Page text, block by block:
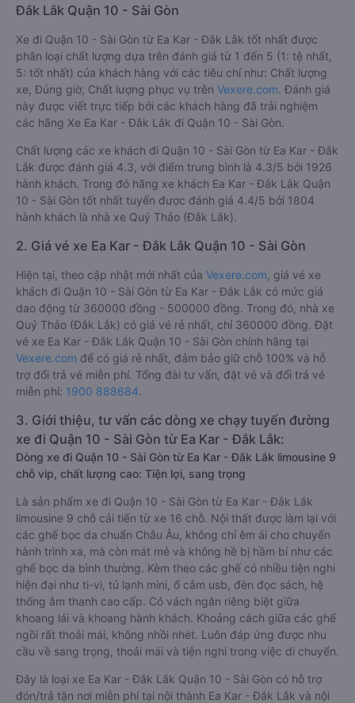
Đắk Lắk Quận 10 - Sài Gòn
Xe đi Quận 10 - Sài Gòn từ Ea Kar - Đắk Lắk tốt nhất được
phân loại chất lượng dựa trên đánh giá từ 1 đến 5 (1: tệ nhất,
5: tốt nhất) của khách hàng với các tiêu chí như: Chất lượng
xe, Đúng giờ, Chất lượng phục vụ trên Vexere.com. Đánh giá
này được viết trực tiếp bởi các khách hàng đã trải nghiệm
các hãng Xe Ea Kar - Đắk Lắk đi Quận 10 - Sài Gòn.
Chất lượng các xe khách đi Quận 10 - Sài Gòn từ Ea Kar - Đắk
Lắk được đánh giá 4.3, với điểm trung bình là 4.3/5 bởi 1926
hành khách. Trong đó hãng xe khách Ea Kar - Đắk Lắk Quận
10 - Sài Gòn tốt nhất tuyến được đánh giá 4.4/5 bởi 1804
hành khách là nhà xe Quý Thảo (Đắk Lắk).
2. Giá vé xe Ea Kar - Đắk Lắk Quận 10 - Sài Gòn
Hiện tại, theo cập nhật mới nhất của Vexere.com , giá vé xe
khách đi Quận 10 - Sài Gòn từ Ea Kar - Đắk Lắk có mức giá
dao động từ 360000 đồng - 500000 đồng. Trong đó, nhà xe
Quý Thảo (Đắk Lắk) có giá vé rẻ nhất, chỉ 360000 đồng. Đặt
vé xe Ea Kar - Đắk Lắk Quận 10 - Sài Gòn chính hãng tại
Vexere.com để có giá rẻ nhất, đảm bảo giữ chỗ 100% và hỗ
trợ đổi trả vé miễn phí. Tổng đài tư vấn, đặt vé và đổi trả vé
miễn phí: 1900 888684.
3. Giới thiệu, tư vấn các dòng xe chạy tuyến đường
xe đi Quận 10 - Sài Gòn từ Ea Kar - Đắk Lắk:
Dòng xe đi Quận 10 - Sài Gòn từ Ea Kar - Đắk Lắk limousine 9
chỗ vip, chất lượng cao: Tiện lợi, sang trọng
Là sản phẩm xe đi Quận 10 - Sài Gòn từ Ea Kar - Đắk Lắk
limousine 9 chỗ cải tiến từ xe 16 chỗ. Nội thất được làm lại với
các ghế bọc da chuẩn Châu Âu, không chỉ êm ái cho chuyến
hành trình xa, mà còn mát mẻ và không hề bị hầm bí như các
ghế bọc da bình thường. Kèm theo các ghế có nhiều tiện nghi
hiện đại như ti-vi, tủ lạnh mini, ổ cắm usb, đèn đọc sách, hệ
thống âm thanh cao cấp. Có vách ngăn riêng biệt giữa
khoang lái và khoang hành khách. Khoảng cách giữa các ghế
ngồi rất thoải mái, không nhồi nhét. Luôn đáp ứng được nhu
cầu về sang trọng, thoải mái và tiện nghi trong việc di chuyển.
Đây là loại xe Ea Kar - Đắk Lắk Quận 10 - Sài Gòn có hỗ trợ
đón/trả tận nơi miễn phí tại nội thành Ea Kar - Đắk Lắk và nội